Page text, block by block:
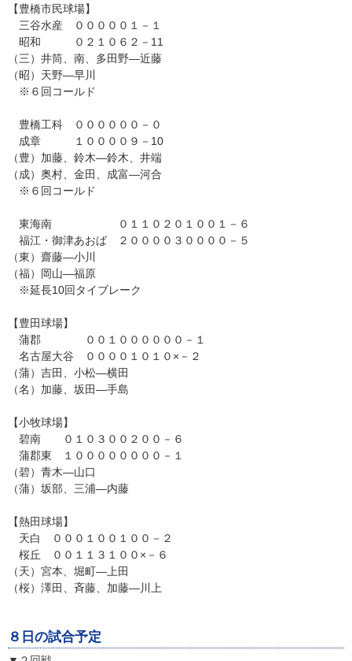
【豊橋市民球場】
三谷水産 ０００００１－１
昭和 ０２１０６２－11
（三）井筒、南、多田野―近藤
（昭）天野―早川
※６回コールド
豊橋工科 ００００００－０
成章 １００００９－10
（豊）加藤、鈴木―鈴木、井端
（成）奥村、金田、成富―河合
※６回コールド
東海南 ０１１０２０１００１－６
福江・御津あおば ２００００３００００－５
（東）齋藤―小川
（福）岡山―福原
※延長10回タイブレーク
【豊田球場】
蒲郡 ００１００００００－１
名古屋大谷 ００００１０１０×－２
（蒲）吉田、小松―横田
（名）加藤、坂田―手島
【小牧球場】
碧南 ０１０３００２００－６
蒲郡東 １００００００００－１
（碧）青木―山口
（蒲）坂部、三浦―内藤
【熱田球場】
天白 ０００１００１００－２
桜丘 ００１１３１００×－６
（天）宮本、堀町―上田
（桜）澤田、斉藤、加藤―川上
８日の試合予定